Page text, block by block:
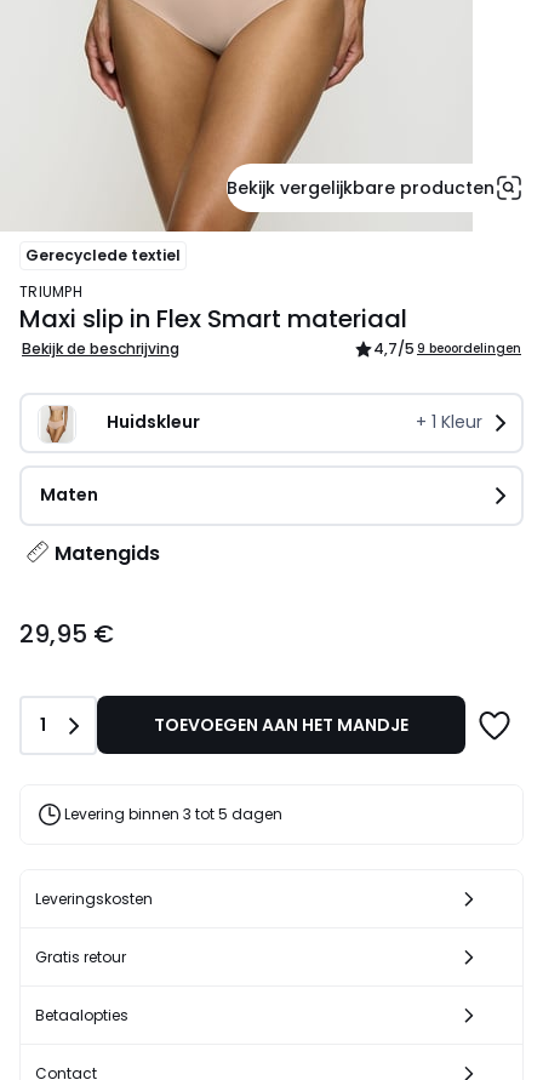
Bekijk vergelijkbare producten
Gerecyclede textiel
TRIUMPH
Maxi slip in Flex Smart materiaal
Bekijk de beschrijving 4,7/5 9 beoordelingen
Huidskleur + 1 Kleur
Maten
Matengids
€.
29,95 €
Aantal
1 TOEVOEGEN AAN HET MANDJE
Levering binnen 3 tot 5 dagen
Leveringskosten
Gratis retour
Betaalopties
Contact